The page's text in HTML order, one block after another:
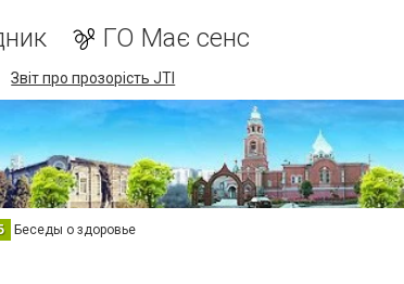
ГО Має сенс
Звіт про прозорість JTI
Б Беседы о здоровье